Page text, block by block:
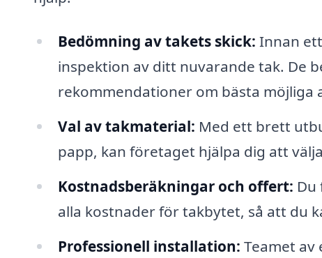
Bedömning av takets skick: Innan
inspektion av ditt nuvarande tak. De
rekommendationer om bästa
Val av takmaterial: Med ett brett
papp, kan företaget hjälpa dig att
Kostnadsberäkningar och offert:
alla kostnader för takbytet, så att du
Professionell installation: Teamet